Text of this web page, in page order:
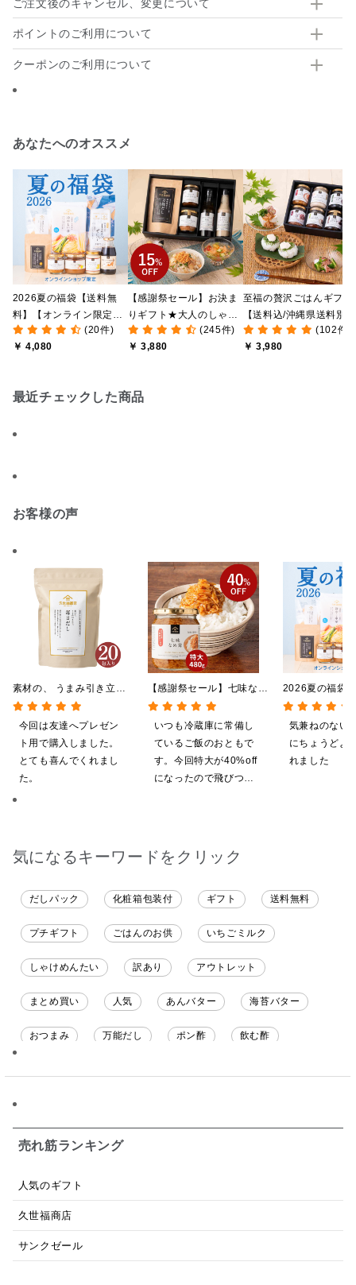
ご注文後のキャンセル、変更について
ポイントのご利用について
クーポンのご利用について
あなたへのオススメ
2026夏の福袋【送料無
料】【オンライン限定】
【ポイントキャンペーン
実施中】【のし・ラッピ
(20件)
￥ 4,080
【感謝祭セール】お決ま
りギフト★大人のしゃけ
しゃけめんたい入り【送
料込/沖縄県送料別途】
(245件)
￥ 3,880
至福の贅沢ごはんギフト
【送料込/沖縄県送料別
途】【化粧箱包装付/オン
ライン限定】
(102件)
￥ 3,980
最近チェックした商品
お客様の声
素材の、 うまみ引き立
つ。 毎日だし
140g（7g×20包）
今回は友達へプレゼン
ト用で購入しました。
とても喜んでくれまし
た。
【感謝祭セール】七味なめ
茸 480g（特大）（八幡
屋礒五郎の七味唐辛子入
り）
いつも冷蔵庫に常備し
ているご飯のおともで
す。今回特大が40%off
になったので飛びつき
だくのが楽しみです
2026夏の福袋
料】【オンライ
【ポイントキ
施中】【のし
グ・化粧箱詰
気兼ねのない
にちょうどよ
れました
気になるキーワードをクリック
だしパック 化粧箱包装付 ギフト 送料無料
プチギフト ごはんのお供 いちごミルク
しゃけめんたい 訳あり アウトレット
まとめ買い 人気 あんバター 海苔バター
おつまみ 万能だし ポン酢 飲む酢
パスタソース 醤油
日本ワイン
売れ筋ランキング
人気のギフト
久世福商店
サンクゼール